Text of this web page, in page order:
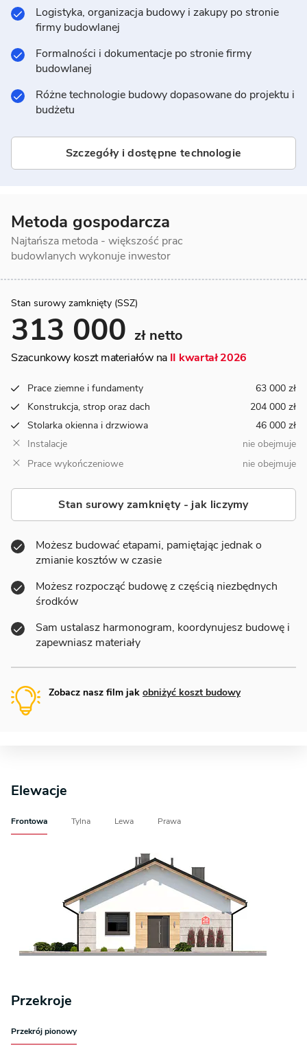
Metoda gospodarcza
Najtańsza metoda - większość prac
budowlanych wykonuje inwestor
Stan surowy zamknięty (SSZ)
313 000 zł netto
Szacunkowy koszt materiałów na II kwartał 2026
Prace ziemne i fundamenty
63 000 zł
Konstrukcja, strop oraz dach
204 000 zł
Stolarka okienna i drzwiowa
46 000 zł
Instalacje
nie obejmuje
Prace wykończeniowe
nie obejmuje
Stan surowy zamknięty - jak liczymy
Możesz budować etapami, pamiętając jednak o
zmianie kosztów w czasie
Możesz rozpocząć budowę z częścią niezbędnych
środków
Sam ustalasz harmonogram, koordynujesz budowę i
zapewniasz materiały
Zobacz nasz film jak obniżyć koszt budowy
Logistyka, organizacja budowy i zakupy po stronie
firmy budowlanej
Formalności i dokumentacje po stronie firmy
budowlanej
Różne technologie budowy dopasowane do projektu i
budżetu
Szczegóły i dostępne technologie
Elewacje
Frontowa Tylna Lewa Prawa
Przekroje
Przekrój pionowy